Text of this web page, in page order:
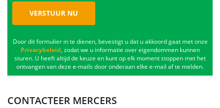
VERSTUUR NU
Door dit formulier in te dienen, bevestigt u dat u akkoord gaat met onze
Privacybeleid, zodat we u informatie over eigendommen kunnen
sturen. U heeft altijd de keuze en kunt op elk moment stoppen met het
ontvangen van deze e-mails door onderaan elke e-mail af te melden.
CONTACTEER MERCERS